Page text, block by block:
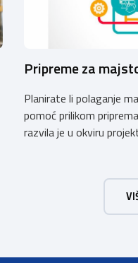
Pripreme za
Planirate li polaganje
pomoć prilikom
razvila je u okviru
PLATFORMI E-
primjere testova iz
propisi, radna